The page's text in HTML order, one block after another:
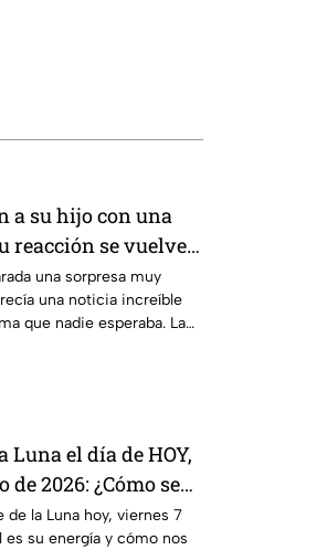
a su hijo con una
reacción se vuelve
una sorpresa muy
una noticia increíble
que nadie esperaba. La
grabada.
Luna el día de HOY,
de 2026: ¿Cómo se
la noche?
de la Luna hoy, viernes 7
su energía y cómo nos